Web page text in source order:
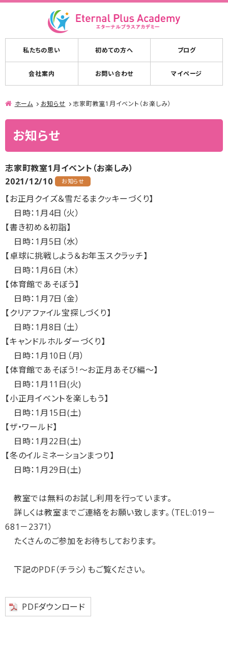
私たちの思い 初めての方へ ブログ
会社案内 お問い合わせ マイページ
ホーム お知らせ 志家町教室1月イベント（お楽しみ）
お知らせ
志家町教室1月イベント（お楽しみ）
2021/12/10
お知らせ
【お正月クイズ＆雪だるまクッキーづくり】
日時：1月4日（火）
【書き初め＆初詣】
日時：1月5日（水）
【卓球に挑戦しよう＆お年玉スクラッチ】
日時：1月6日（木）
【体育館であそぼう】
日時：1月7日（金）
【クリアファイル宝探しづくり】
日時：1月8日（土）
【キャンドルホルダーづくり】
日時：1月10日（月）
【体育館であそぼう！～お正月あそび編～】
日時：1月11日(火)
【小正月イベントを楽しもう】
日時：1月15日(土)
【ザ・ワールド】
日時：1月22日(土)
【冬のイルミネーションまつり】
日時：1月29日(土)
教室では無料のお試し利用を行っています。
詳しくは教室までご連絡をお願い致します。（TEL:019－
681－2371）
たくさんのご参加をお待ちしております。
下記のPDF（チラシ）もご覧ください。
PDFダウンロード